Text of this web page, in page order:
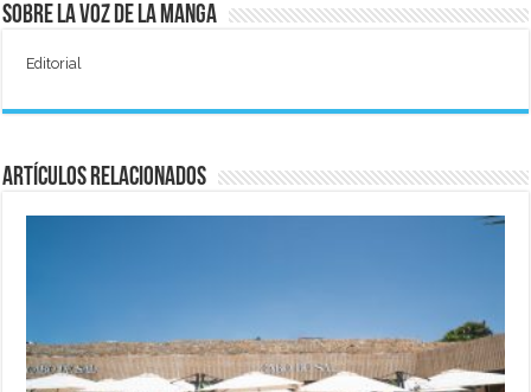
Sobre La Voz de La Manga
Editorial
Artículos relacionados